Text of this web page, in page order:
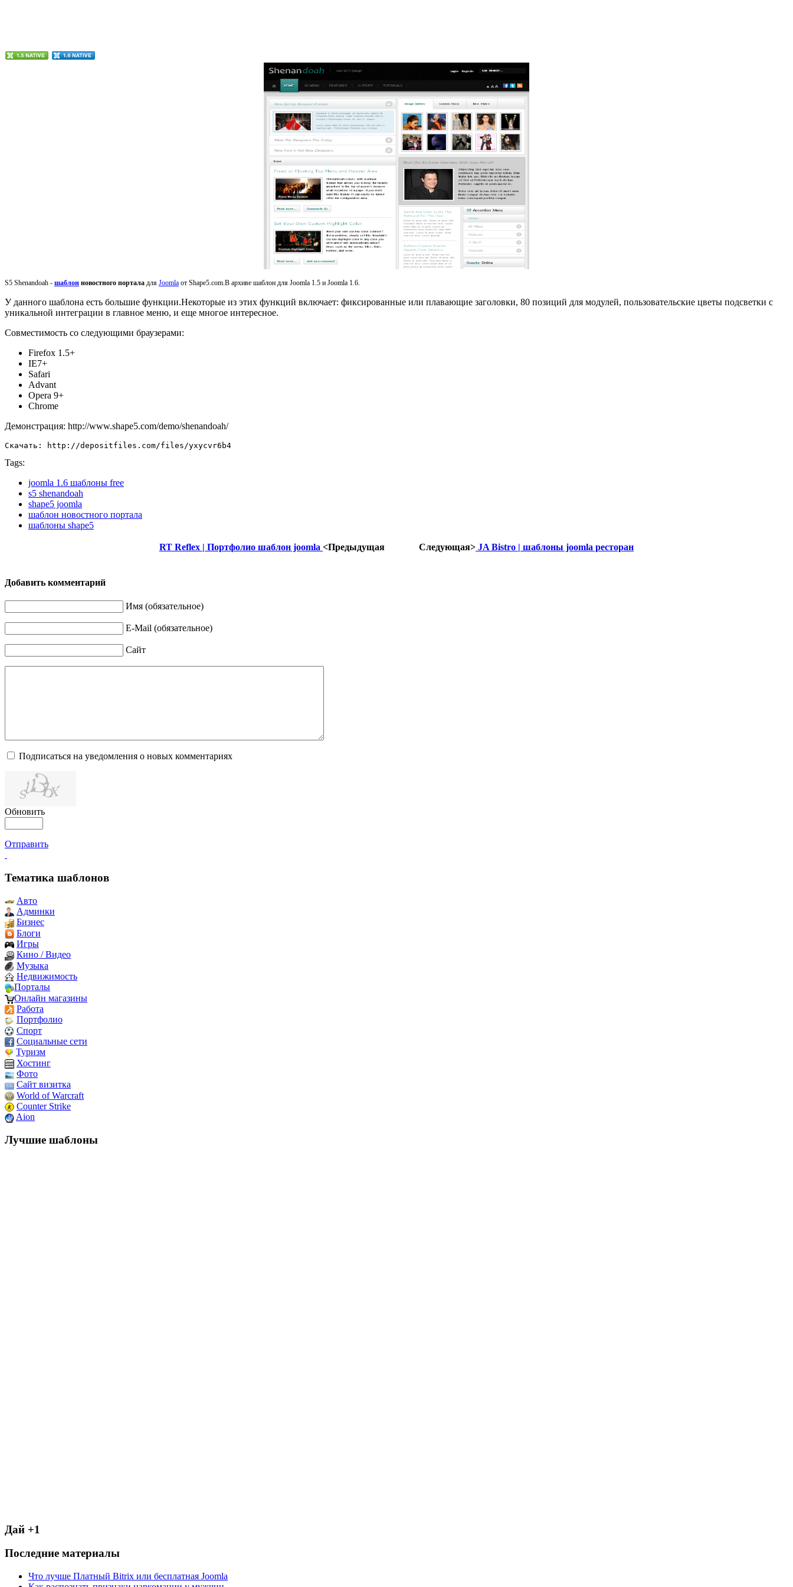
S5 Shenandoah - шаблон новостного портала для Joomla от Shape5.com.В архиве шаблон для Joomla 1.5 и Joomla 1.6.
У данного шаблона есть большие функции.Некоторые из этих функций включает: фиксированные или плавающие заголовки, 80 позиций для модулей, пользовательские цветы подсветки с
уникальной интеграции в главное меню, и еще многое интересное.
Совместимость со следующими браузерами:
Firefox 1.5+
IE7+
Safari
Advant
Opera 9+
Chrome
Демонстрация: http://www.shape5.com/demo/shenandoah/
Скачать: http://depositfiles.com/files/yxycvr6b4
Tags:
joomla 1.6 шаблоны free
s5 shenandoah
shape5 joomla
шаблон новостного портала
шаблоны shape5
RT Reflex | Портфолио шаблон joomla <Предыдущая Следующая> JA Bistro | шаблоны joomla ресторан
Добавить комментарий
Имя (обязательное)
E-Mail (обязательное)
Сайт
Подписаться на уведомления о новых комментариях
Обновить
Отправить
Тематика шаблонов
Авто
Админки
Бизнес
Блоги
Игры
Кино / Видео
Музыка
Недвижимость
Порталы
Онлайн магазины
Работа
Портфолио
Спорт
Социальные сети
Туризм
Хостинг
Фото
Сайт визитка
World of Warcraft
Counter Strike
Aion
Лучшие шаблоны
Дай +1
Последние материалы
Что лучше Платный Bitrix или бесплатная Joomla